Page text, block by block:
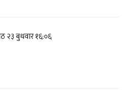
२३ बुधवार १६:०६